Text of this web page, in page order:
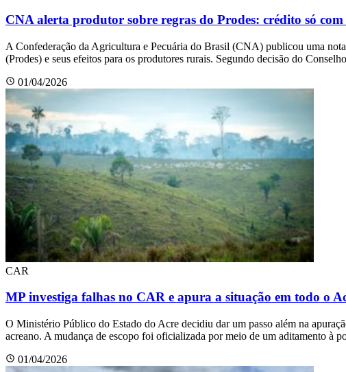
CNA alerta produtor sobre regras do Prodes: crédito só
A Confederação da Agricultura e Pecuária do Brasil (CNA) publicou uma
(Prodes) e seus efeitos para os produtores rurais. Segundo decisão do
01/04/2026
CAR
MP investiga falhas no CAR e apura a situação em todo o
O Ministério Público do Estado do Acre decidiu dar um passo além na
acreano. A mudança de escopo foi oficializada por meio de um aditamento
01/04/2026